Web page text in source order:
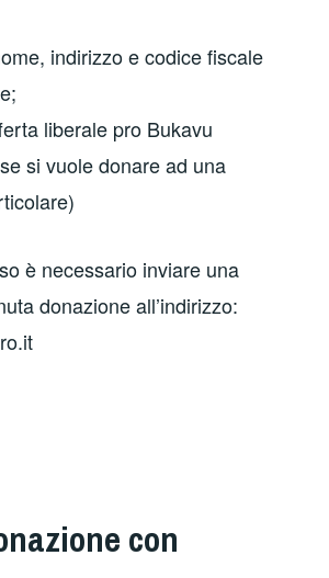
indirizzo e codice fiscale
liberale pro Bukavu
si vuole donare ad una
è necessario inviare una
donazione all’indirizzo:
con